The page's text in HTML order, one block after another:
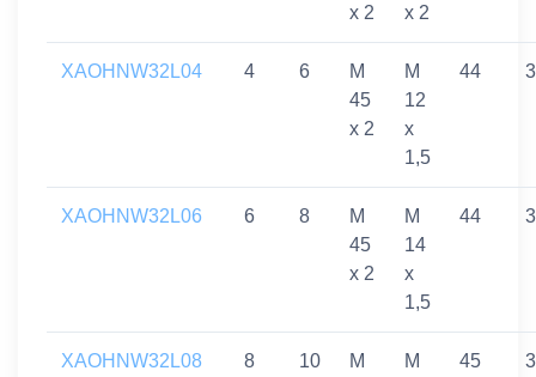
x 2
x 2
XAOHNW32L04 4 6
M
45
x 2
M
12
x
1,5
44
XAOHNW32L06 6 8
M
45
x 2
M
14
x
1,5
44
XAOHNW32L08 8 10
M
M
45